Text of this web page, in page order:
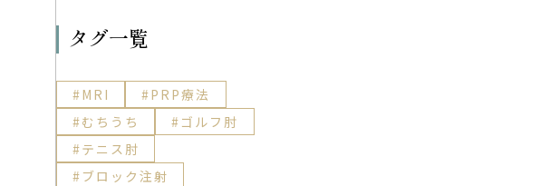
タグ一覧
MRI
PRP療法
むちうち
ゴルフ肘
テニス肘
ブロック注射